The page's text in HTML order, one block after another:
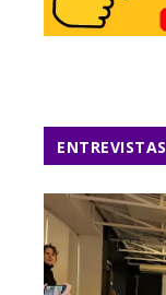
ENTREVISTAS